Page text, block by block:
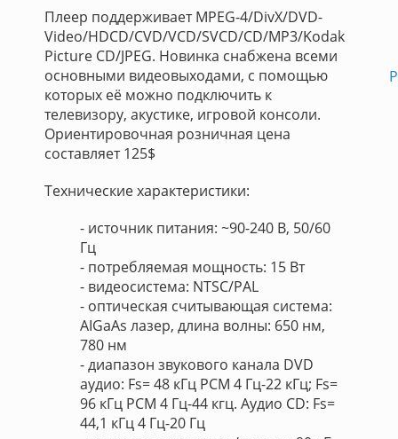
Плеер поддерживает MPEG-4/DivX/DVD-
Video/HDCD/CVD/VCD/SVCD/CD/MP3/Kodak
Picture CD/JPEG. Новинка снабжена всеми
основными видеовыходами, с помощью
которых её можно подключить к
телевизору, акустике, игровой консоли.
Ориентировочная розничная цена
составляет 125$
Технические характеристики:
- источник питания: ~90-240 В, 50/60
Гц
- потребляемая мощность: 15 Вт
- видеосистема: NTSC/PAL
- оптическая считывающая система:
AIGaAs лазер, длина волны: 650 нм,
780 нм
- диапазон звукового канала DVD
аудио: Fs= 48 кГц PCM 4 Гц-22 кГц; Fs=
96 кГц PCM 4 Гц-44 кгц. Аудио CD: Fs=
44,1 кГц 4 Гц-20 Гц